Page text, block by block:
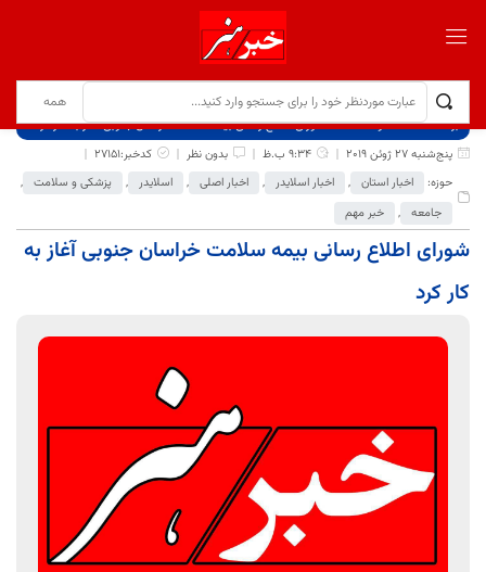
برگ نخست نوشته‌ها
شورای اطلاع رسانی بیمه سلامت خراسان جنوبی آغاز به کار کرد
پنج‌شنبه 27 ژوئن 2019
9:34 ب.ظ بدون نظر
کدخبر:27151
حوزه:
اخبار استان , اخبار اسلایدر , اخبار اصلی , اسلایدر , پزشکی و سلامت ,
جامعه , خبر مهم
شورای اطلاع رسانی بیمه سلامت خراسان جنوبی آغاز به
کار کرد